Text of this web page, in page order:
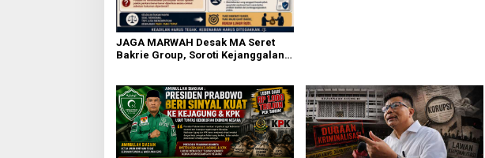
JAGA MARWAH Desak MA Seret
Bakrie Group, Soroti Kejanggalan